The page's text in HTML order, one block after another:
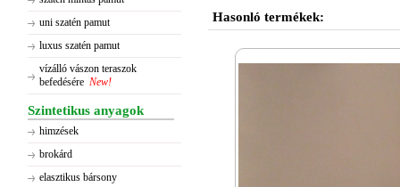
uni szatén pamut
luxus szatén pamut
vízálló vászon teraszok
befedésére New!
Szintetikus anyagok
himzések
brokárd
elasztikus bársony
Hasonló termékek: